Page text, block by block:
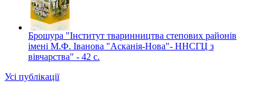
Брошура "Інститут тваринництва степових районів
імені М.Ф. Іванова "Асканія-Нова"- ННСГЦ з
вівчарства" - 42 c.
Усі публікації